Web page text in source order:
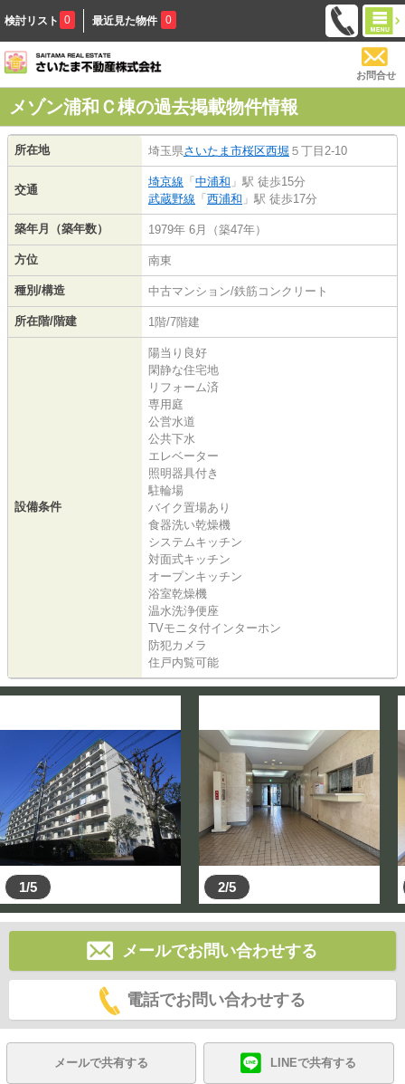
検討リスト 0 最近見た物件 0
お問合せ
メゾン浦和Ｃ棟の過去掲載物件情報
所在地 埼玉県さいたま市桜区西堀 ５丁目2-10
交通
埼京線 「 中浦和 」駅 徒歩15分
武蔵野線 「 西浦和 」駅 徒歩17分
築年月（築年数） 1979年 6月（築47年）
方位 南東
種別/構造 中古マンション/鉄筋コンクリート
所在階/階建 1階/7階建
設備条件
陽当り良好
閑静な住宅地
リフォーム済
専用庭
公営水道
公共下水
エレベーター
照明器具付き
駐輪場
バイク置場あり
食器洗い乾燥機
システムキッチン
対面式キッチン
オープンキッチン
浴室乾燥機
温水洗浄便座
TVモニタ付インターホン
防犯カメラ
住戸内覧可能
1/5 2/5
メールでお問い合わせする
電話でお問い合わせする
メールで共有する LINEで共有する